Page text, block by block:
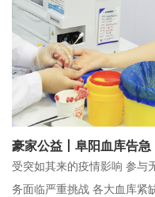
豪家公益丨阜阳血库告急
受突如其来的疫情影响 参与
务面临严重挑战 各大血库紧